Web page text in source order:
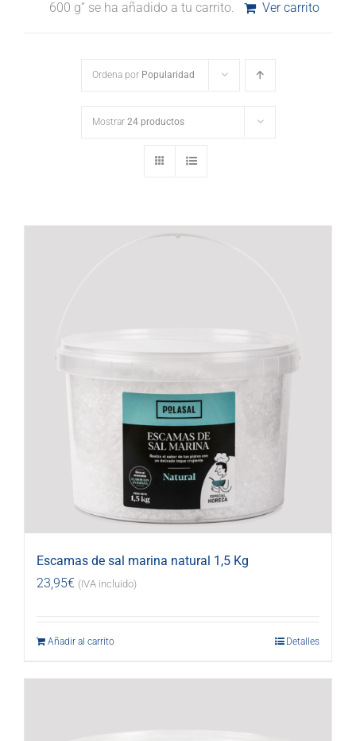
600 g” se ha añadido a tu carrito.
Ver carrito
Ordena por Popularidad
Mostrar 24 productos
Escamas de sal marina natural 1,5 Kg
23,95€ (IVA incluido)
Añadir al carrito Detalles